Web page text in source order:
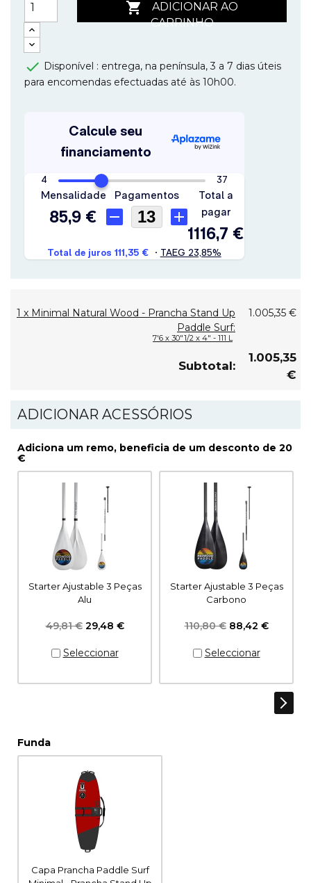

ADICIONAR AO
CARRINHO
 Disponível : entrega, na península, 3 a 7 dias úteis
para encomendas efectuadas até às 10h00.
1 x Minimal Natural Wood - Prancha Stand Up
Paddle Surf:
7′6 x 30″1/2 x 4″ - 111 L
1.005,35 €
Subtotal:
1.005,35
€
ADICIONAR ACESSÓRIOS
Adiciona um remo, beneficia de um desconto de 20
€
Starter Ajustable 3 Peças
Alu
49,81 € 29,48 €
Starter Ajustable 3 Peças
Carbono
110,80 € 88,42 €
Funda
Capa Prancha Paddle Surf